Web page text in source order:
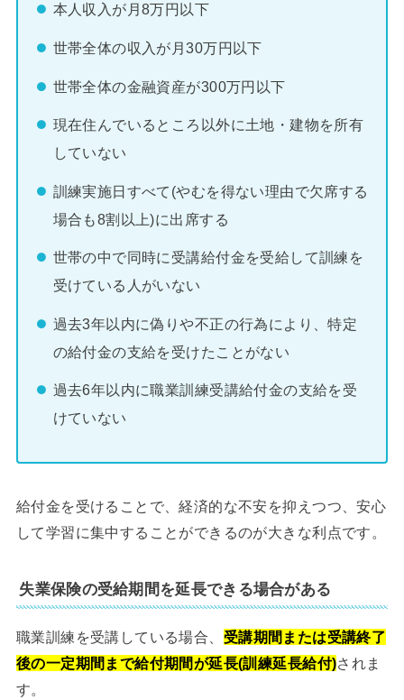
本人収入が月8万円以下
世帯全体の収入が月30万円以下
世帯全体の金融資産が300万円以下
現在住んでいるところ以外に土地・建物を所有
していない
訓練実施日すべて(やむを得ない理由で欠席する
場合も8割以上)に出席する
世帯の中で同時に受講給付金を受給して訓練を
受けている人がいない
過去3年以内に偽りや不正の行為により、特定
の給付金の支給を受けたことがない
過去6年以内に職業訓練受講給付金の支給を受
けていない
給付金を受けることで、経済的な不安を抑えつつ、安心
して学習に集中することができるのが大きな利点です。
失業保険の受給期間を延長できる場合がある
職業訓練を受講している場合、 受講期間または受講終了
後の一定期間まで給付期間が延長(訓練延長給付)されま
す。